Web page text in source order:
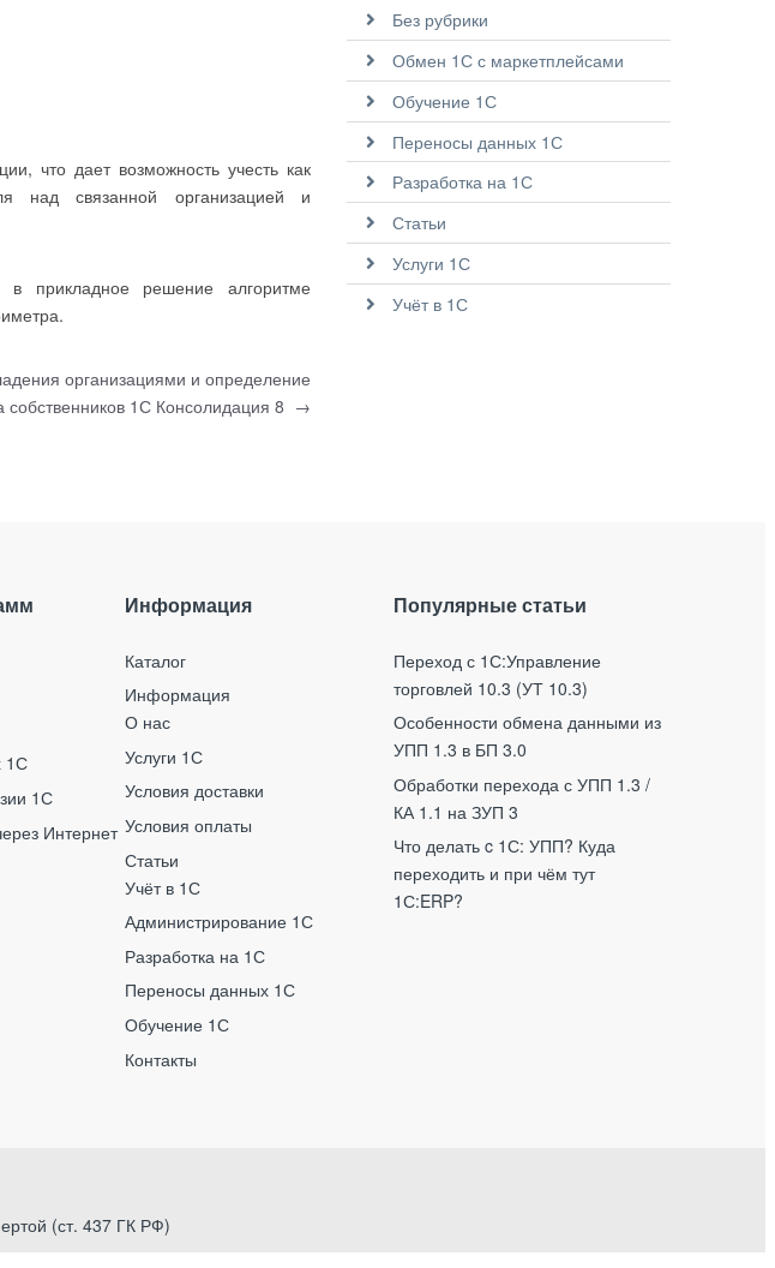
что дает возможность учесть как
над связанной организацией и
в прикладное решение алгоритме
организациями и определение
собственников 1С Консолидация 8 →
Без рубрики
Обмен 1С с маркетплейсами
Обучение 1С
Переносы данных 1С
Разработка на 1С
Статьи
Услуги 1С
Учёт в 1С
1С
1С
Интернет
Информация
Каталог
Информация
О нас
Услуги 1С
Условия доставки
Условия оплаты
Статьи
Учёт в 1С
Администрирование 1С
Разработка на 1С
Переносы данных 1С
Обучение 1С
Контакты
Популярные статьи
Переход с 1С:Управление
торговлей 10.3 (УТ 10.3)
Особенности обмена данными из
УПП 1.3 в БП 3.0
Обработки перехода с УПП 1.3 /
КА 1.1 на ЗУП 3
Что делать c 1С: УПП? Куда
переходить и при чём тут
1С:ERP?
(ст. 437 ГК РФ)